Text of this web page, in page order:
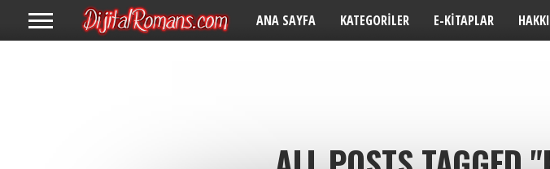
ANA SAYFA KATEGORILER E-KITAPLAR